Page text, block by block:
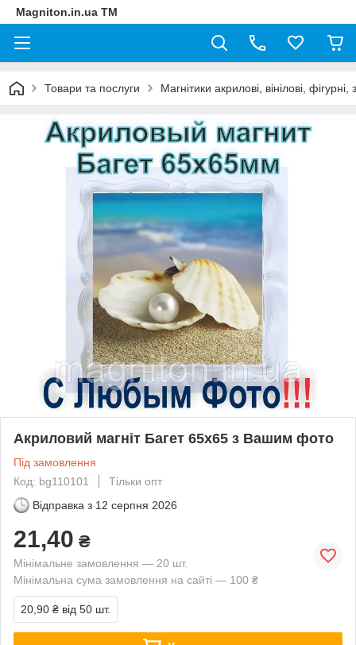
Magniton.in.ua ТМ
Товари та послуги Магнітики акрилові, вінілові, фігурні,
Акриловий магніт Багет 65х65 з Вашим фото
Під замовлення
Код: bg110101
Тільки опт
Відправка з 12 серпня 2026
21,40 ₴
Мінімальне замовлення — 20 шт.
Мінімальна сума замовлення на сайті — 100 ₴
20,90 ₴ від 50 шт.